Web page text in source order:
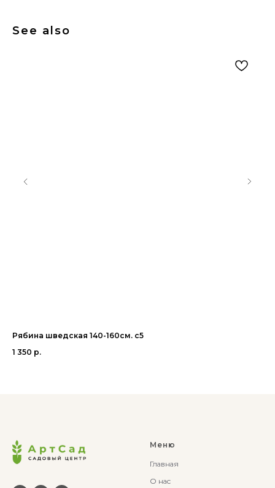
See also
Рябина шведская 140-160см. с5
1 350 р.
Меню
Главная
О нас